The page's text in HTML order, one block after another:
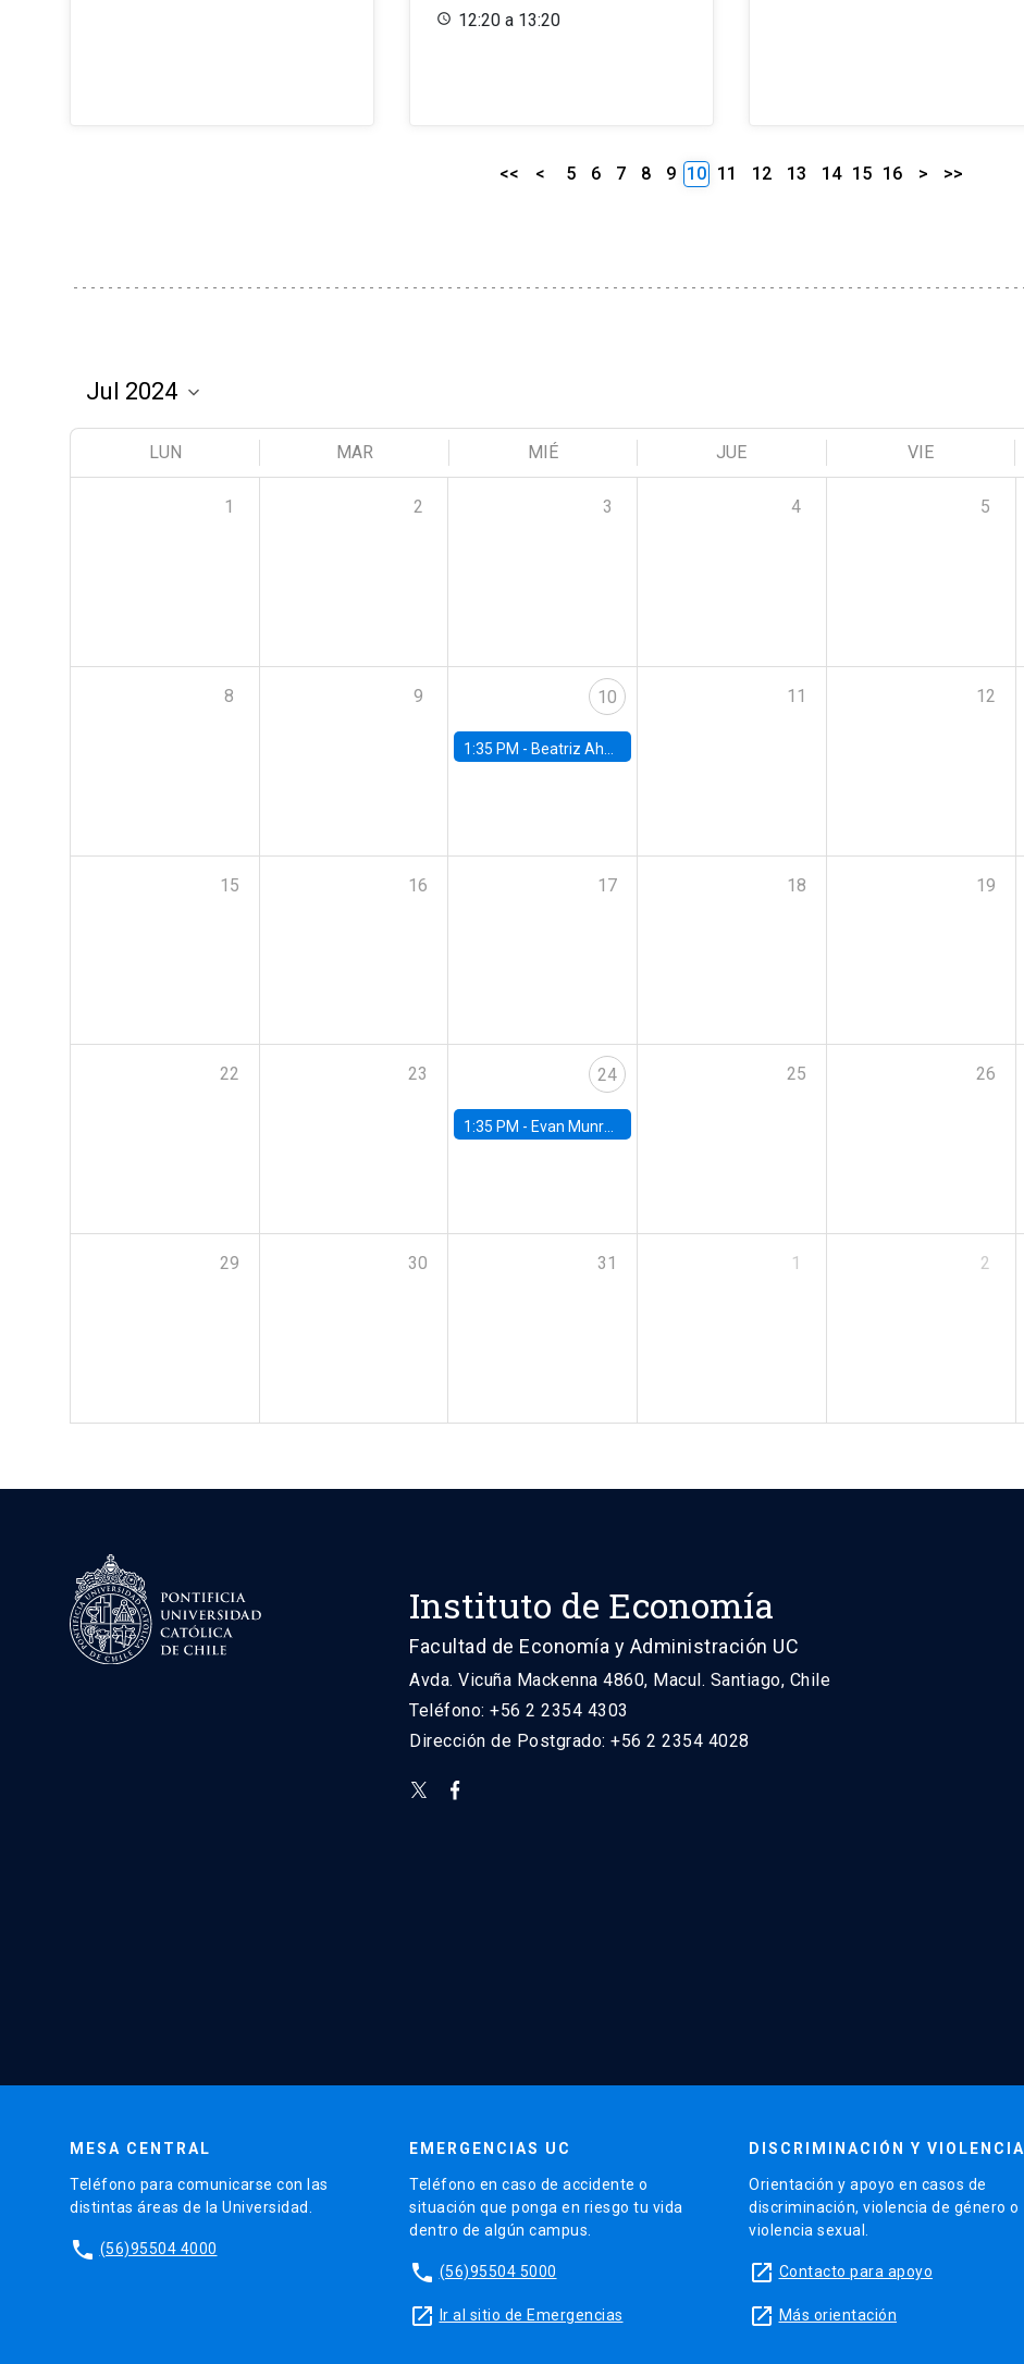
12:20 a 13:20
<< < 5 6 7 8 9 10 11 12 13 14 15 16 > >>
LUN MAR MIÉ JUE VIE
1 2 3 4 5
8 9 10
1:35 PM - Beatriz Ahumada, PhD candidate, Universidad de Pittsburgh
11 12
15 16 17 18 19
22 23 24
1:35 PM - Evan Munro, Neyman Visiting Assistant Professor in the Department of Statistics at UC Berkeley
25 26
29 30 31 1 2
Instituto de Economía
Facultad de Economía y Administración UC
Avda. Vicuña Mackenna 4860, Macul. Santiago, Chile
Teléfono: +56 2 2354 4303
Dirección de Postgrado: +56 2 2354 4028
MESA CENTRAL
Teléfono para comunicarse con las
distintas áreas de la Universidad.
phone (56)95504 4000
EMERGENCIAS UC
Teléfono en caso de accidente o
situación que ponga en riesgo tu vida
dentro de algún campus.
phone (56)95504 5000
launch Ir al sitio de Emergencias
DISCRIMINACIÓN Y VIOLENCIA
Orientación y apoyo en casos de
discriminación, violencia de género o
violencia sexual.
launch Contacto para apoyo
launch Más orientación